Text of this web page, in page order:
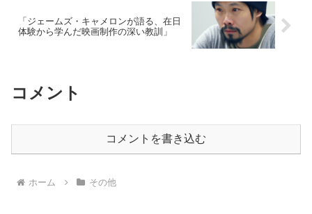
「ジェームズ・キャメロンが語る、在日
体験から学んだ映画制作の深い教訓」
コメント
コメントを書き込む
ホーム その他